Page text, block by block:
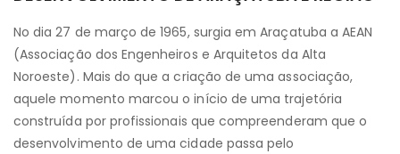
No dia 27 de março de 1965, surgia em Araçatuba a AEAN
(Associação dos Engenheiros e Arquitetos da Alta
Noroeste). Mais do que a criação de uma associação,
aquele momento marcou o início de uma trajetória
construída por profissionais que compreenderam que o
desenvolvimento de uma cidade passa pelo